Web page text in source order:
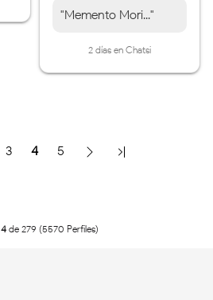
"Memento Mori..."
2 días en Chatsi
3 4 5
4 de 279 (5570 Perfiles)